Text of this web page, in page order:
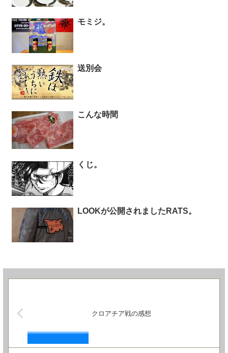
モミジ。
送別会
こんな時間
くじ。
LOOKが公開されましたRATS。
クロアチア戦の感想